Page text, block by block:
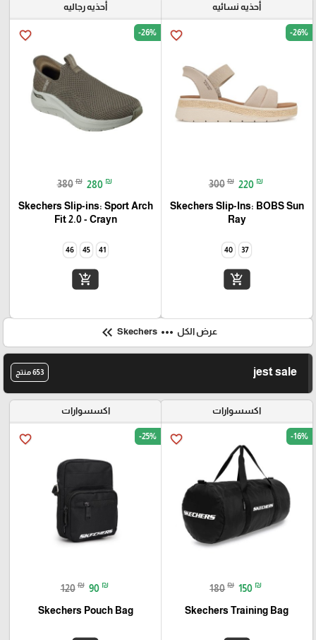
أحذيه نسائيه
favorite_border -26%
300 ₪ 220 ₪
Skechers Slip-Ins: BOBS Sun
Ray
37
40
add_shopping_cart
أحذيه رجاليه
favorite_border -26%
380 ₪ 280 ₪
Skechers Slip-ins: Sport Arch
Fit 2.0 - Crayn
41
45
46
add_shopping_cart
عرض الكل more_horiz
keyboard_double_arrow_left
jest sale 653 منتج
اكسسوارات
favorite_border -16%
180 ₪ 150 ₪
Skechers Training Bag
اكسسوارات
favorite_border -25%
120 ₪ 90 ₪
Skechers Pouch Bag